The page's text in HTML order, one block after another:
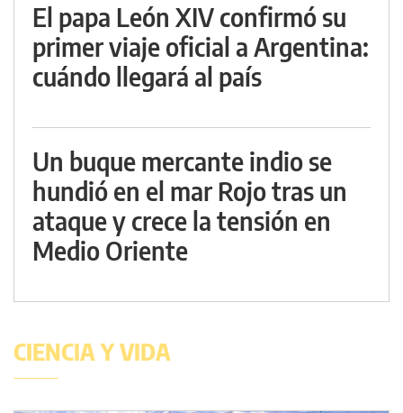
El papa León XIV confirmó su
primer viaje oficial a Argentina:
cuándo llegará al país
Un buque mercante indio se
hundió en el mar Rojo tras un
ataque y crece la tensión en
Medio Oriente
CIENCIA Y VIDA